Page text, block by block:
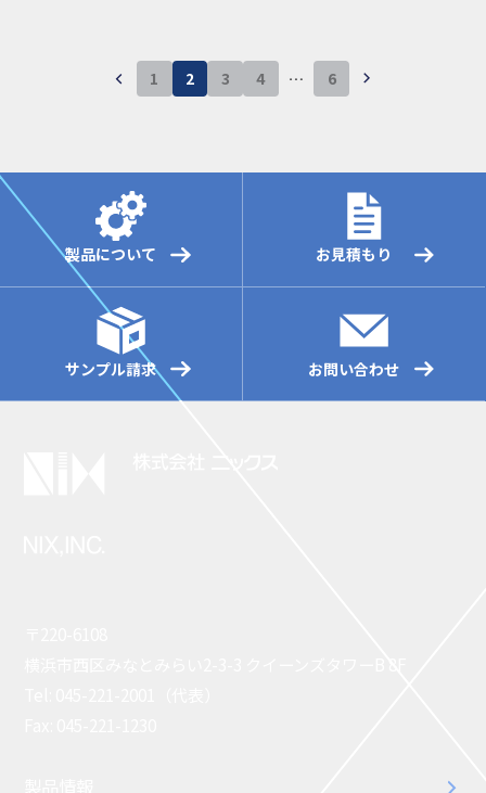
1 2 3 4 … 6
製品について お見積もり
サンプル請求 お問い合わせ